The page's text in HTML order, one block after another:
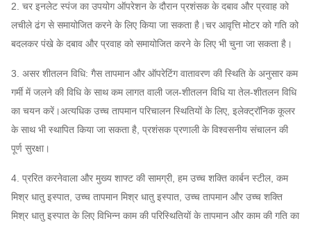
45 # स्टील (उच्च शक्ति कार्बन
संरचनात्मक स्टील), 42CrMo,
सहनशीलता
FAG, SKF, NSK, ZWZ…
एयर सर्कुलेशन फैन
ऐच्छिक
सिस्टम बेस फ्रेम, सुरक्षात्मक स्क्रीनिंग, साइलेंसर, इनलेट और
आउटलेट पाइपलाइन कम्पेसाटर,
इनलेट और आउटलेट फ्लैग, डैम्पर, इलेक्ट्रिक एक्ट्यूएटर, शॉक
इलेक्ट्रिकल मोटर, सिस्टम मॉनिटरिंग इंस्ट्रूमेंट, ल्यूब सिस्टम,
ओवरहेड ल्यूब टैंक आदि।
2. चर इनलेट स्पंज का उपयोग ऑपरेशन के दौरान प्रशंसक के दबाव और प्रवाह को
लचीले ढंग से समायोजित करने के लिए किया जा सकता है।चर आवृत्ति मोटर को गति को
बदलकर पंखे के दबाव और प्रवाह को समायोजित करने के लिए भी चुना जा सकता है।
3. असर शीतलन विधि: गैस तापमान और ऑपरेटिंग वातावरण की स्थिति के अनुसार कम
गर्मी में जलने की विधि के साथ कम लागत वाली जल-शीतलन विधि या तेल-शीतलन विधि
का चयन करें।अत्यधिक उच्च तापमान परिचालन स्थितियों के लिए, इलेक्ट्रॉनिक कूलर
के साथ भी स्थापित किया जा सकता है, प्रशंसक प्रणाली के विश्वसनीय संचालन की
पूर्ण सुरक्षा।
4. प्ररित करनेवाला और मुख्य शाफ्ट की सामग्री, हम उच्च शक्ति कार्बन स्टील, कम
मिश्र धातु इस्पात, उच्च तापमान मिश्र धातु इस्पात, उच्च तापमान और उच्च शक्ति
मिश्र धातु इस्पात के लिए विभिन्न काम की परिस्थितियों के तापमान और काम की गति का